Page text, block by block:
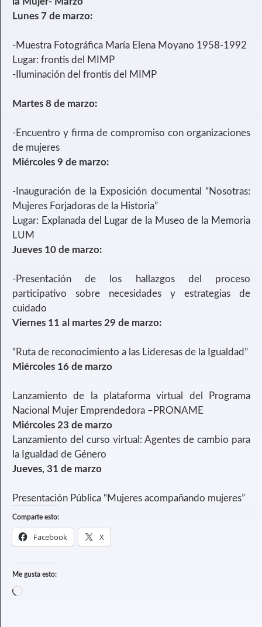
Lunes 7 de marzo:
-Muestra Fotográfica María Elena Moyano 1958-1992
Lugar: frontis del MIMP
-Iluminación del frontis del MIMP
Martes 8 de marzo:
-Encuentro y firma de compromiso con organizaciones
de mujeres
Miércoles 9 de marzo:
-Inauguración de la Exposición documental “Nosotras:
Mujeres Forjadoras de la Historia”
Lugar: Explanada del Lugar de la Museo de la Memoria
LUM
Jueves 10 de marzo:
-Presentación de los hallazgos del proceso
participativo sobre necesidades y estrategias de
cuidado
Viernes 11 al martes 29 de marzo:
“Ruta de reconocimiento a las Lideresas de la Igualdad”
Miércoles 16 de marzo
Lanzamiento de la plataforma virtual del Programa
Nacional Mujer Emprendedora –PRONAME
Miércoles 23 de marzo
Lanzamiento del curso virtual: Agentes de cambio para
la Igualdad de Género
Jueves, 31 de marzo
Presentación Pública “Mujeres acompañando mujeres”
Comparte esto:
Facebook X
Me gusta esto: